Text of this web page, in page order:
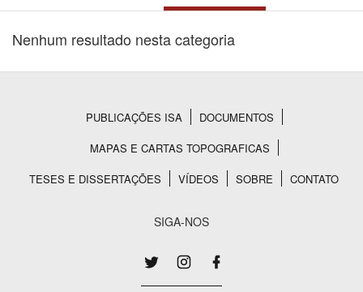
Tema
Nenhum resultado nesta categoria
Rodapé
PUBLICAÇÕES ISA
DOCUMENTOS
MAPAS E CARTAS TOPOGRAFICAS
TESES E DISSERTAÇÕES
VÍDEOS SOBRE CONTATO
SIGA-NOS